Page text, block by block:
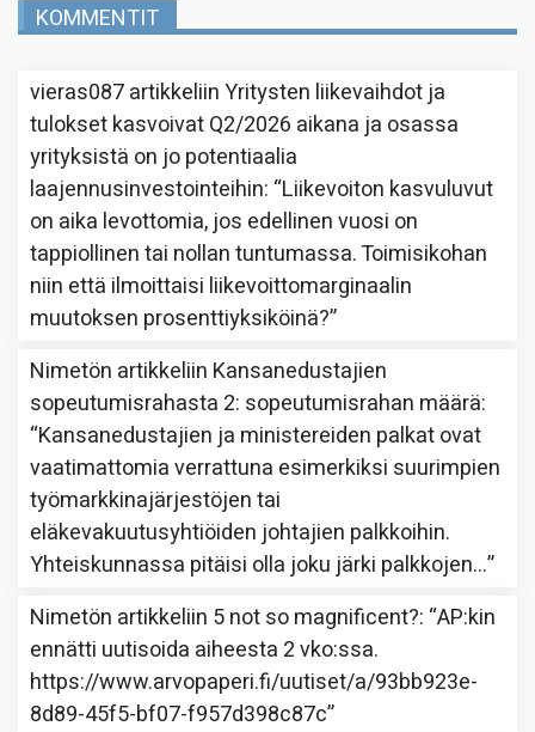
KOMMENTIT
vieras087artikkeliinYritysten liikevaihdot ja
tulokset kasvoivat Q2/2026 aikana ja osassa
yrityksistä on jo potentiaalia
laajennusinvestointeihin: “Liikevoiton kasvuluvut
on aika levottomia, jos edellinen vuosi on
tappiollinen tai nollan tuntumassa. Toimisikohan
niin että ilmoittaisi liikevoittomarginaalin
muutoksen prosenttiyksiköinä?”
Nimetön artikkeliin Kansanedustajien
sopeutumisrahasta 2: sopeutumisrahan määrä:
“Kansanedustajien ja ministereiden palkat ovat
vaatimattomia verrattuna esimerkiksi suurimpien
työmarkkinajärjestöjen tai
eläkevakuutusyhtiöiden johtajien palkkoihin.
Yhteiskunnassa pitäisi olla joku järki palkkojen…”
Nimetön artikkeliin 5 not so magnificent?: “AP:kin
ennätti uutisoida aiheesta 2 vko:ssa.
https://www.arvopaperi.fi/uutiset/a/93bb923e-
8d89-45f5-bf07-f957d398c87c”